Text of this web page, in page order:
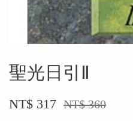
聖光日引Ⅱ
NT$ 317 NT$ 360